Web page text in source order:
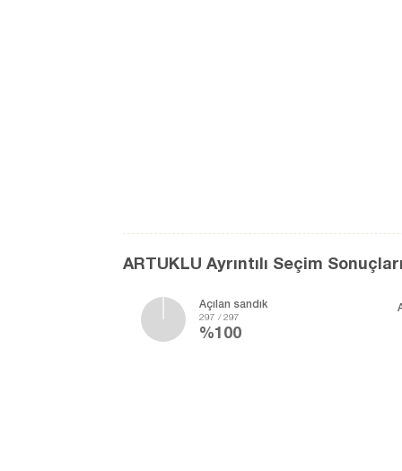
ARTUKLU Ayrıntılı Seçim Sonuçları
Açılan sandık
297 / 297
%100